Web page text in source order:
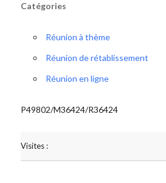
Catégories
Réunion à thème
Réunion de rétablissement
Réunion en ligne
P49802/M36424/R36424
Visites :